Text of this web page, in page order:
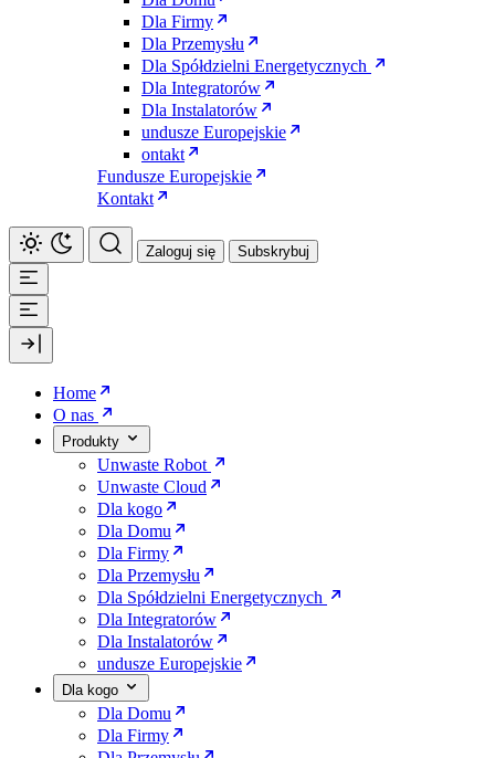
Dla Firmy
Dla Przemysłu
Dla Spółdzielni Energetycznych
Dla Integratorów
Dla Instalatorów
undusze Europejskie
ontakt
Fundusze Europejskie
Kontakt
Zaloguj się Subskrybuj
Home
O nas
Produkty
Unwaste Robot
Unwaste Cloud
Dla kogo
Dla Domu
Dla Firmy
Dla Przemysłu
Dla Spółdzielni Energetycznych
Dla Integratorów
Dla Instalatorów
undusze Europejskie
Dla kogo
Dla Domu
Dla Firmy